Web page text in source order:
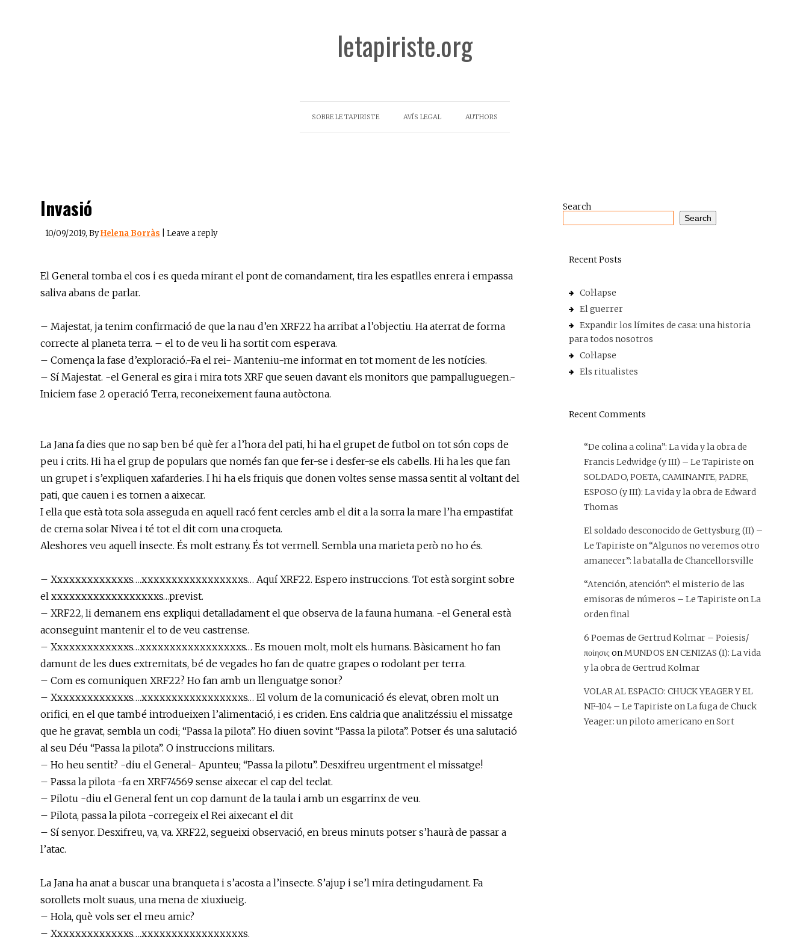
letapiriste.org
SOBRE LE TAPIRISTE AVÍS LEGAL AUTHORS
Invasió
10/09/2019, ByHelena Borràs Leave a reply
El General tomba el cos i es queda mirant el pont de comandament, tira les espatlles enrera i empassa
saliva abans de parlar.
– Majestat, ja tenim confirmació de que la nau d’en XRF22 ha arribat a l’objectiu. Ha aterrat de forma
correcte al planeta terra. – el to de veu li ha sortit com esperava.
– Comença la fase d’exploració.-Fa el rei- Manteniu-me informat en tot moment de les notícies.
– Sí Majestat. -el General es gira i mira tots XRF que seuen davant els monitors que pampalluguegen.-
Iniciem fase 2 operació Terra, reconeixement fauna autòctona.
La Jana fa dies que no sap ben bé què fer a l’hora del pati, hi ha el grupet de futbol on tot són cops de
peu i crits. Hi ha el grup de populars que només fan que fer-se i desfer-se els cabells. Hi ha les que fan
un grupet i s’expliquen xafarderies. I hi ha els friquis que donen voltes sense massa sentit al voltant del
pati, que cauen i es tornen a aixecar.
I ella que està tota sola asseguda en aquell racó fent cercles amb el dit a la sorra la mare l’ha empastifat
de crema solar Nivea i té tot el dit com una croqueta.
Aleshores veu aquell insecte. És molt estrany. És tot vermell. Sembla una marieta però no ho és.
– Xxxxxxxxxxxxxs….xxxxxxxxxxxxxxxxxs… Aquí XRF22. Espero instruccions. Tot està sorgint sobre
el xxxxxxxxxxxxxxxxxxs…previst.
– XRF22, li demanem ens expliqui detalladament el que observa de la fauna humana. -el General està
aconseguint mantenir el to de veu castrense.
– Xxxxxxxxxxxxxs…xxxxxxxxxxxxxxxxxs… Es mouen molt, molt els humans. Bàsicament ho fan
damunt de les dues extremitats, bé de vegades ho fan de quatre grapes o rodolant per terra.
– Com es comuniquen XRF22? Ho fan amb un llenguatge sonor?
– Xxxxxxxxxxxxxs….xxxxxxxxxxxxxxxxxs… El volum de la comunicació és elevat, obren molt un
orifici, en el que també introdueixen l’alimentació, i es criden. Ens caldria que analitzéssiu el missatge
que he gravat, sembla un codi; “Passa la pilota”. Ho diuen sovint “Passa la pilota”. Potser és una salutació
al seu Déu “Passa la pilota”. O instruccions militars.
– Ho heu sentit? -diu el General- Apunteu; “Passa la pilotu”. Desxifreu urgentment el missatge!
– Passa la pilota -fa en XRF74569 sense aixecar el cap del teclat.
– Pilotu -diu el General fent un cop damunt de la taula i amb un esgarrinx de veu.
– Pilota, passa la pilota -corregeix el Rei aixecant el dit
– Sí senyor. Desxifreu, va, va. XRF22, segueixi observació, en breus minuts potser s’haurà de passar a
l’atac.
La Jana ha anat a buscar una branqueta i s’acosta a l’insecte. S’ajup i se’l mira detingudament. Fa
sorollets molt suaus, una mena de xiuxiueig.
– Hola, què vols ser el meu amic?
– Xxxxxxxxxxxxxs….xxxxxxxxxxxxxxxxxs.
Search
Search
Recent Posts
Col·lapse
El guerrer
Expandir los límites de casa: una historia
para todos nosotros
Col·lapse
Els ritualistes
Recent Comments
“De colina a colina”: La vida y la obra de
Francis Ledwidge (y III) – Le Tapiriste on
SOLDADO, POETA, CAMINANTE, PADRE,
ESPOSO (y III): La vida y la obra de Edward
Thomas
El soldado desconocido de Gettysburg (II) –
Le Tapiriste on“Algunos no veremos otro
amanecer”: la batalla de Chancellorsville
“Atención, atención”: el misterio de las
emisoras de números – Le Tapiriste onLa
orden final
6 Poemas de Gertrud Kolmar – Poiesis/
ποίησις onMUNDOS EN CENIZAS (I): La vida
y la obra de Gertrud Kolmar
VOLAR AL ESPACIO: CHUCK YEAGER Y EL
NF-104 – Le Tapiriste onLa fuga de Chuck
Yeager: un piloto americano en Sort